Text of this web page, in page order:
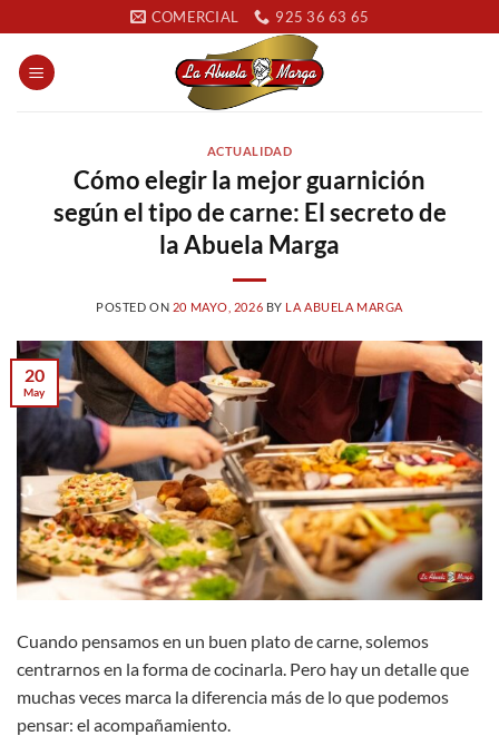
al
contenido
COMERCIAL 925 36 63 65
ACTUALIDAD
Cómo elegir la mejor guarnición
según el tipo de carne: El secreto de
la Abuela Marga
POSTED ON 20 MAYO, 2026 BY LA ABUELA MARGA
20
May
Cuando pensamos en un buen plato de carne, solemos
centrarnos en la forma de cocinarla. Pero hay un detalle que
muchas veces marca la diferencia más de lo que podemos
pensar: el acompañamiento.